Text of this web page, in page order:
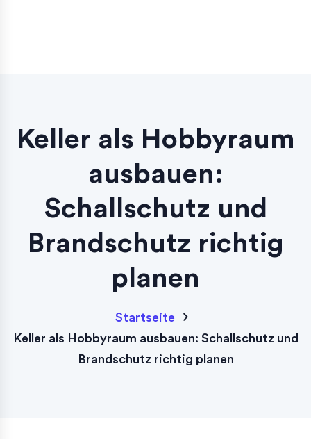
Keller als Hobbyraum
ausbauen:
Schallschutz und
Brandschutz richtig
planen
Startseite
Keller als Hobbyraum ausbauen: Schallschutz und
Brandschutz richtig planen